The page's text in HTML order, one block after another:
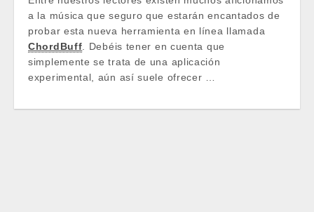
a la música que seguro que estarán encantados de
probar esta nueva herramienta en línea llamada
ChordBuff . Debéis tener en cuenta que
simplemente se trata de una aplicación
experimental, aún así suele ofrecer …